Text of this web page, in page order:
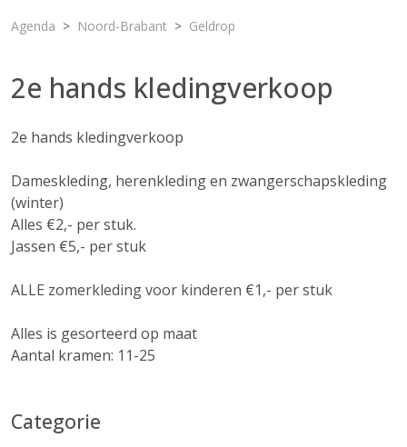
Agenda Noord-Brabant Geldrop
2e hands kledingverkoop
2e hands kledingverkoop
Dameskleding, herenkleding en zwangerschapskleding
(winter)
Alles €2,- per stuk.
Jassen €5,- per stuk
ALLE zomerkleding voor kinderen €1,- per stuk
Alles is gesorteerd op maat
Aantal kramen: 11-25
Categorie